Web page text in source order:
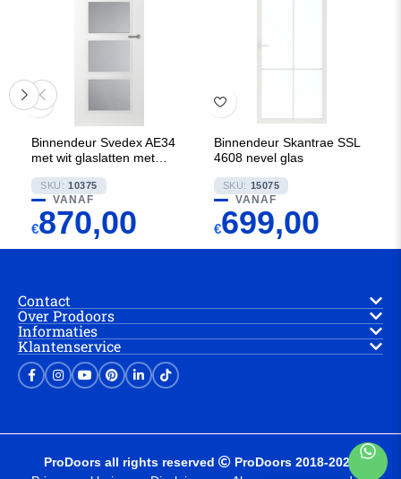
Binnendeur Svedex AE34
met wit glaslatten met
blanke rand
SKU: 10375
VANAF
€870,00
Binnendeur Skantrae SSL
4608 nevel glas
SKU: 15075
VANAF
€699,00
Contact
Over Prodoors
Informaties
Klantenservice
ProDoors all rights reserved
ProDoors 2018-2025